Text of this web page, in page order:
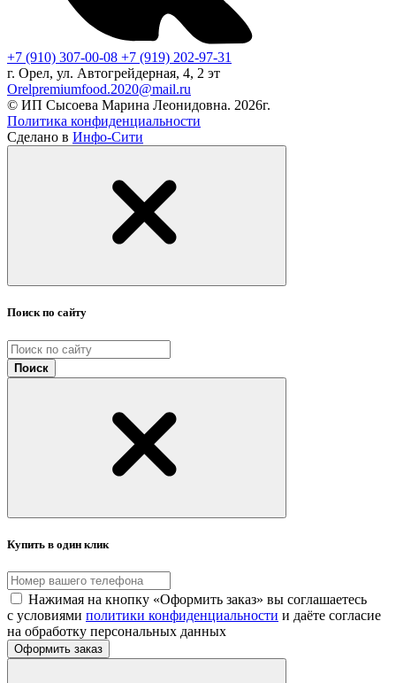
+7 (910) 307-00-08 +7 (919) 202-97-31
г. Орел, ул. Автогрейдерная, 4, 2 эт
Orelpremiumfood.2020@mail.ru
© ИП Сысоева Марина Леонидовна. 2026г.
Политика конфиденциальности
Сделано в Инфо-Сити
Поиск по сайту
Поиск
Купить в один клик
Нажимая на кнопку «Оформить заказ» вы соглашаетесь
с условиями политики конфиденциальности и даёте согласие
на обработку персональных данных
Оформить заказ